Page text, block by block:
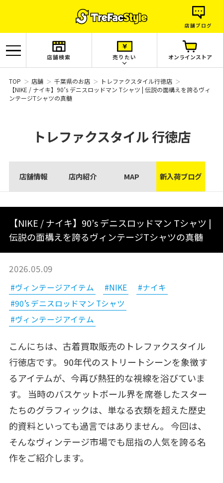
店舗ブログ
店舗検索 売りたい オンラインストア
TOP 店舗 千葉県のお店
トレファクスタイル行徳店
【NIKE / ナイキ】90’s デニスロッドマン Tシャツ | 伝説の面構えを誇るヴィ
ンテージTシャツの真髄
トレファクスタイル行徳店
店舗情報 店内紹介 MAP 新入荷ブログ
【NIKE / ナイキ】90’s デニスロッドマン Tシャツ |
伝説の面構えを誇るヴィンテージTシャツの真髄
2026.05.09
#ヴィンテージアイテム #NIKE
#ナイキ
#90’s デニスロッドマン Tシャツ
#ヴィンテージアイテム
こんにちは、古着買取販売のトレファクスタイル
行徳店です。 90年代のストリートシーンを象徴す
るアイテムが、今再び熱狂的な視線を浴びていま
す。 当時のバスケットボール界を席巻したスター
たちのグラフィックは、単なる衣類を超えた歴史
的資料といっても過言ではありません。 今回は、
そんなヴィンテージ市場でも屈指の人気を誇る名
作をご紹介します。